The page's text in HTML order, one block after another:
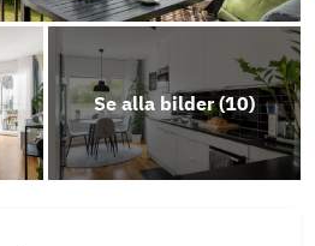
Se alla bilder (10)